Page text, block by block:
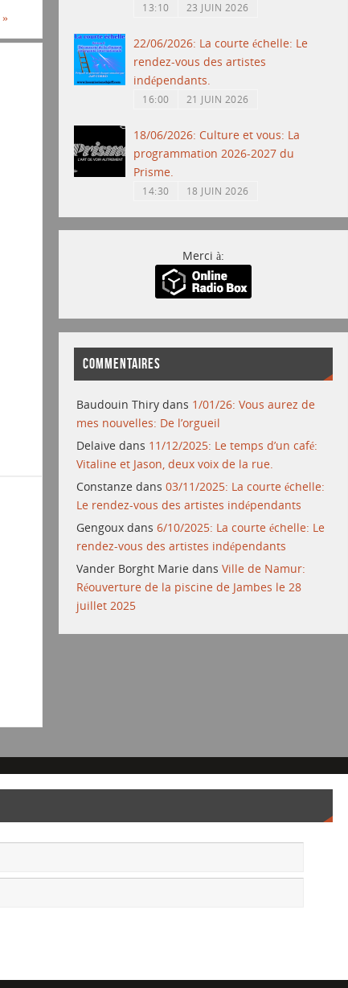
»
13:10 23 JUIN 2026
22/06/2026: La courte échelle: Le
rendez-vous des artistes
indépendants.
16:00 21 JUIN 2026
18/06/2026: Culture et vous: La
programmation 2026-2027 du
Prisme.
14:30 18 JUIN 2026
Merci à:
COMMENTAIRES
Baudouin Thiry dans 1/01/26: Vous aurez de
mes nouvelles: De l’orgueil
Delaive dans 11/12/2025: Le temps d’un café:
Vitaline et Jason, deux voix de la rue.
Constanze dans03/11/2025: La courte échelle:
Le rendez-vous des artistes indépendants
Gengoux dans6/10/2025: La courte échelle: Le
rendez-vous des artistes indépendants
Vander Borght Marie dansVille de Namur:
Réouverture de la piscine de Jambes le 28
juillet 2025